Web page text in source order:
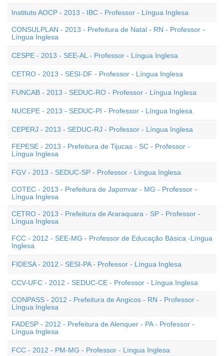
Instituto AOCP - 2013 - IBC - Professor - Língua Inglesa
CONSULPLAN - 2013 - Prefeitura de Natal - RN - Professor -
Língua Inglesa
CESPE - 2013 - SEE-AL - Professor - Língua Inglesa
CETRO - 2013 - SESI-DF - Professor - Língua Inglesa
FUNCAB - 2013 - SEDUC-RO - Professor - Língua Inglesa
NUCEPE - 2013 - SEDUC-PI - Professor - Língua Inglesa
CEPERJ - 2013 - SEDUC-RJ - Professor - Língua Inglesa
FEPESE - 2013 - Prefeitura de Tijucas - SC - Professor -
Língua Inglesa
FGV - 2013 - SEDUC-SP - Professor - Língua Inglesa
COTEC - 2013 - Prefeitura de Japonvar - MG - Professor -
Língua Inglesa
CETRO - 2013 - Prefeitura de Araraquara - SP - Professor -
Língua Inglesa
FCC - 2012 - SEE-MG - Professor de Educação Básica -Língua
Inglesa
FIDESA - 2012 - SESI-PA - Professor - Língua Inglesa
CCV-UFC - 2012 - SEDUC-CE - Professor - Língua Inglesa
CONPASS - 2012 - Prefeitura de Angicos - RN - Professor -
Língua Inglesa
FADESP - 2012 - Prefeitura de Alenquer - PA - Professor -
Língua Inglesa
FCC - 2012 - PM-MG - Professor - Língua Inglesa